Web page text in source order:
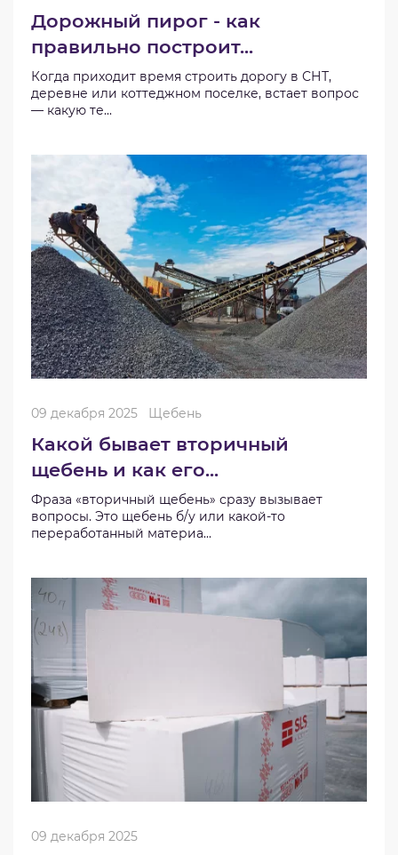
Дорожный пирог - как
правильно построит...
Когда приходит время строить дорогу в СНТ,
деревне или коттеджном поселке, встает вопрос
— какую те...
09 декабря 2025 Щебень
Какой бывает вторичный
щебень и как его...
Фраза «вторичный щебень» сразу вызывает
вопросы. Это щебень б/у или какой-то
переработанный материа...
09 декабря 2025